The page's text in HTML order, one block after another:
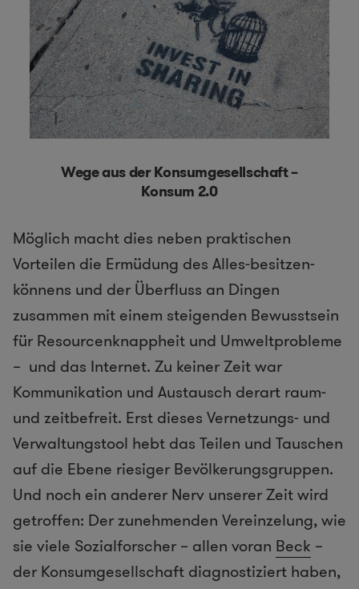
Wege aus der Konsumgesellschaft –
Konsum 2.0
Möglich macht dies neben praktischen
Vorteilen die Ermüdung des Alles-besitzen-
könnens und der Überfluss an Dingen
zusammen mit einem steigenden Bewusstsein
für Resourcenknappheit und Umweltprobleme
– und das Internet. Zu keiner Zeit war
Kommunikation und Austausch derart raum-
und zeitbefreit. Erst dieses Vernetzungs- und
Verwaltungstool hebt das Teilen und Tauschen
auf die Ebene riesiger Bevölkerungsgruppen.
Und noch ein anderer Nerv unserer Zeit wird
getroffen: Der zunehmenden Vereinzelung, wie
sie viele Sozialforscher – allen voran Beck –
der Konsumgesellschaft diagnostiziert haben,